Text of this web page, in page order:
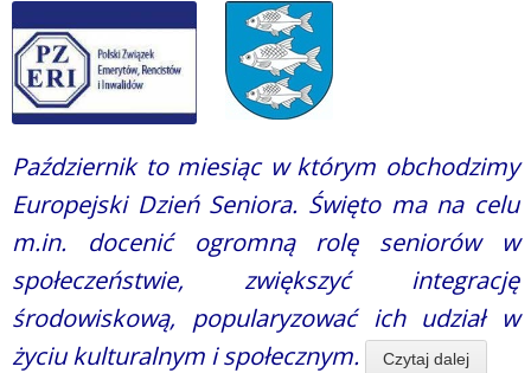
Październik to miesiąc w którym obchodzimy
Europejski Dzień Seniora. Święto ma na celu
m.in. docenić ogromną rolę seniorów w
społeczeństwie, zwiększyć integrację
środowiskową, popularyzować ich udział w
życiu kulturalnym i społecznym.
Czytaj dalej